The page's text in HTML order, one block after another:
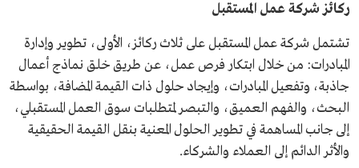
ركائز شركة عمل المستقبل
تشتمل شركة عمل المستقبل على ثلاث ركائز، الأولى، تطوير وإدارة
المبادرات: من خلال ابتكار فرص عمل، عن طريق خلق نماذج أعمال
جاذبة، وتفعيل المبادرات، وإيجاد حلول ذات القيمة المضافة، بواسطة
البحث، والفهم العميق، والتبصر لمتطلبات سوق العمل المستقبلي،
إلى جانب المساهمة في تطوير الحلول المعنية بنقل القيمة الحقيقية
والأثر الدائم إلى العملاء والشركاء.